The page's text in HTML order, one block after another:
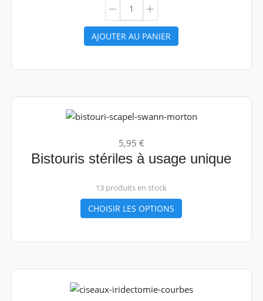
AJOUTER AU PANIER
5,95 €
Bistouris stériles à usage unique
13 produits en stock
CHOISIR LES OPTIONS